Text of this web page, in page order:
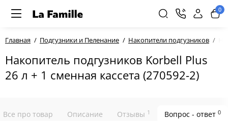
0
Главная Подгузники и Пеленание Накопители подгузников
Накопитель подгузников Korbell Plus
26 л + 1 сменная кассета (270592-2)
Все про товар Описание Отзывы 1 Вопрос - ответ 0